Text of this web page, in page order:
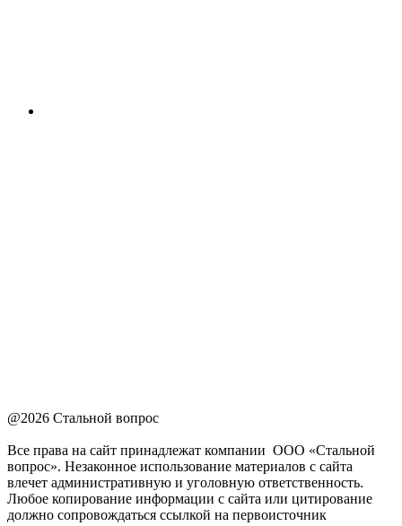
@2026 Стальной вопрос
Все права на сайт принадлежат компании ООО «Стальной
вопрос». Незаконное использование материалов с сайта
влечет административную и уголовную ответственность.
Любое копирование информации с сайта или цитирование
должно сопровождаться ссылкой на первоисточник